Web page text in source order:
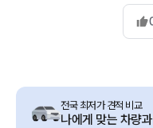
전국 최저가 견적 비교
나에게 맞는 차량